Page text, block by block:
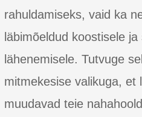
rahuldamiseks, vaid ka
läbimõeldud koostisele
lähenemisele. Tutvuge
mitmekesise valikuga, et
muudavad teie